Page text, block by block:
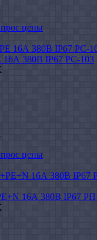
цены
16А 380В IP67 РС-103
цены
16А 380В IP67